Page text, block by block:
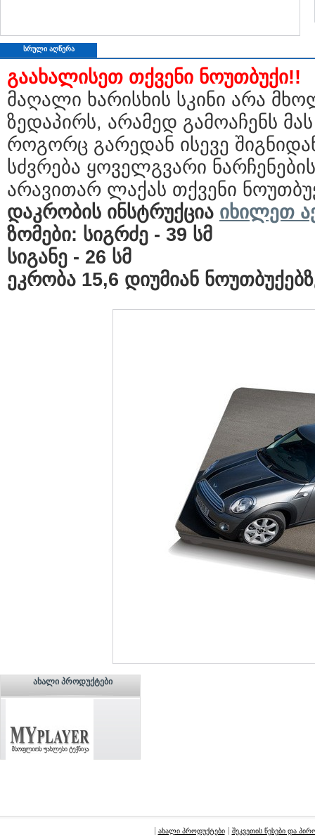
ᲡᲠᲣᲚᲘ ᲐᲦᲬᲔᲠᲐ
გაახალისეთ თქვენი ნოუთბუქი!!
მაღალი ხარისხის სკინი არა
ზედაპირს, არამედ გამოაჩენს
როგორც გარედან ისევე
სძვრება ყოველგვარი
არავითარ ლაქას თქვენი
დაკრობის ინსტრუქცია იხილეთ
ზომები: სიგრძე - 39 სმ
სიგანე - 26 სმ
ეკრობა 15,6 დიუმიან
ᲐᲮᲐᲚᲘ ᲞᲠᲝᲓᲣᲥᲢᲔᲑᲘ
ახალი პროდუქტები შეკვეთის წესები და